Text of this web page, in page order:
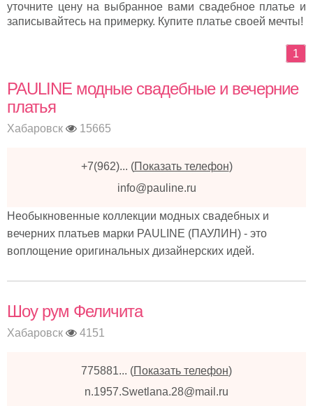
уточните цену на выбранное вами свадебное платье и
записывайтесь на примерку. Купите платье своей мечты!
1
PAULINE модные свадебные и вечерние
платья
Хабаровск 15665
+7(962)... (Показать телефон)
info@pauline.ru
Необыкновенные коллекции модных свадебных и
вечерних платьев марки PAULINE (ПАУЛИН) - это
воплощение оригинальных дизайнерских идей.
Шоу рум Феличита
Хабаровск 4151
775881... (Показать телефон)
n.1957.Swetlana.28@mail.ru